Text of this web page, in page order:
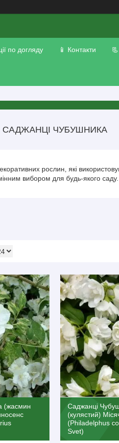
по догляду 📱 Контакти
САДЖАНЦІ ЧУБУШНИКА
рослин, які
вибором для будь-якого саду.
(жасмин
Саджанці
(кулястий)
(Philadelphus
Svet)